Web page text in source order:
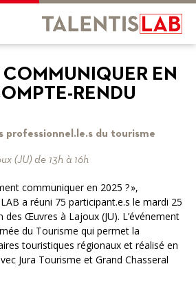
?
FR DE
EN
RENDU
professionnel.le.s du tourisme
(JU) de 13h à 16h
communiquer en 2025 ? »,
a réuni 75 participant.e.s le mardi 25
Œuvres à Lajoux (JU). L’événement
du Tourisme qui permet la
touristiques régionaux et réalisé en
Jura Tourisme et Grand Chasseral